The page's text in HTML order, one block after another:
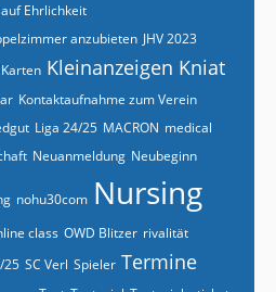
Ehrlichkeit
anzubieten JHV 2023
Karten Kleinanzeigen Kniat
Kontaktaufnahme zum Verein
Liga 24/25 MACRON medical
Neuanmeldung Neubeginn
nohu30com Nursing
class OWD Blitzer rivalität
25 SC Verl Spieler Termine